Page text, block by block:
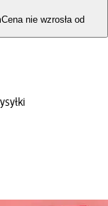
Cena nie wzrosła od